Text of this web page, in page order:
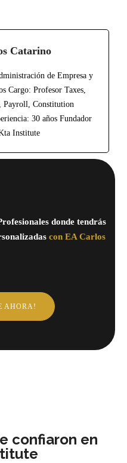
Catarino
de Empresa y
Cargo: Profesor Taxes,
Payroll, Constitution
30 años Fundador
Institute
donde tendrás
con EA Carlos
AHORA!
confiaron en